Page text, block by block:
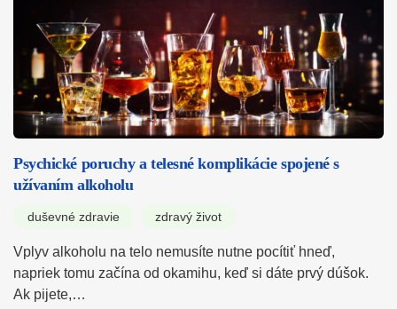
Psychické poruchy a telesné komplikácie spojené s
užívaním alkoholu
duševné zdravie zdravý život
Vplyv alkoholu na telo nemusíte nutne pocítiť hneď,
napriek tomu začína od okamihu, keď si dáte prvý dúšok.
Ak pijete,…